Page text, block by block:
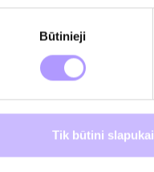
Būtinieji
Tik būtini slapukai